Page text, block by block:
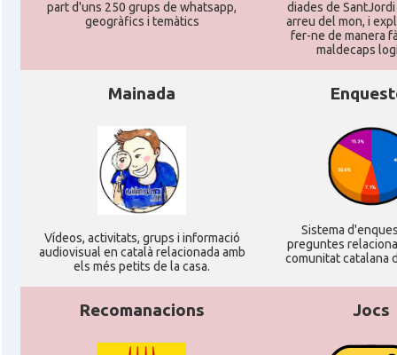
CAMON Catalans a ROSTOCK
CAMON CATALANS A TÜBINGEN
Associació Catalana d'Essen E.V. /
Verein Essen E.V.
Casal Associació Catalana d'Hamburg "El
part d'uns 250 grups de whatsapp,
geogràfics i temàtics
diades de
arreu del mon, i
fer-ne de manera
maldecaps
Mainada
Ví­deos, activitats, grups i informació
audiovisual en català relacionada amb
els més petits de la casa.
Sistema
preguntes
comunitat catalana
Recomanacions Jocs